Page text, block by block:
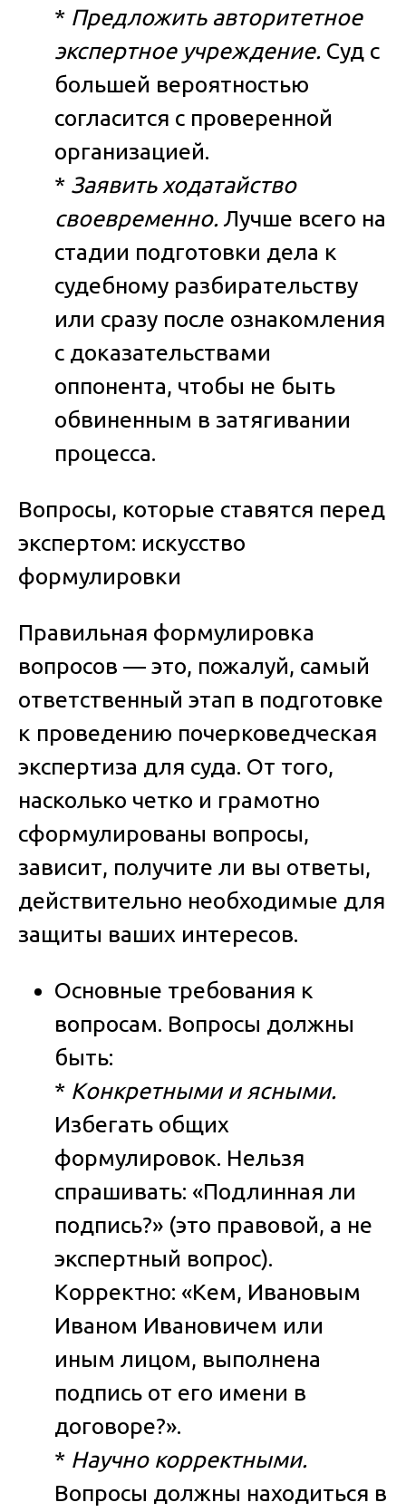
* Предложить авторитетное
экспертное учреждение. Суд с
большей вероятностью
согласится с проверенной
организацией.
* Заявить ходатайство
своевременно. Лучше всего на
стадии подготовки дела к
судебному разбирательству
или сразу после ознакомления
с доказательствами
оппонента, чтобы не быть
обвиненным в затягивании
процесса.
Вопросы, которые ставятся перед
экспертом: искусство
формулировки
Правильная формулировка
вопросов — это, пожалуй, самый
ответственный этап в подготовке
к проведению почерковедческая
экспертиза для суда. От того,
насколько четко и грамотно
сформулированы вопросы,
зависит, получите ли вы ответы,
действительно необходимые для
защиты ваших интересов.
Основные требования к
вопросам. Вопросы должны
быть:
* Конкретными и ясными.
Избегать общих
формулировок. Нельзя
спрашивать: «Подлинная ли
подпись?» (это правовой, а не
экспертный вопрос).
Корректно: «Кем, Ивановым
Иваном Ивановичем или
иным лицом, выполнена
подпись от его имени в
договоре?».
* Научно корректными.
Вопросы должны находиться в